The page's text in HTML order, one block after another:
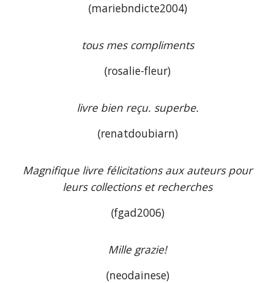
(mariebndicte2004)
tous mes compliments
(rosalie-fleur)
livre bien reçu. superbe.
(renatdoubiarn)
Magnifique livre félicitations aux auteurs pour
leurs collections et recherches
(fgad2006)
Mille grazie!
(neodainese)